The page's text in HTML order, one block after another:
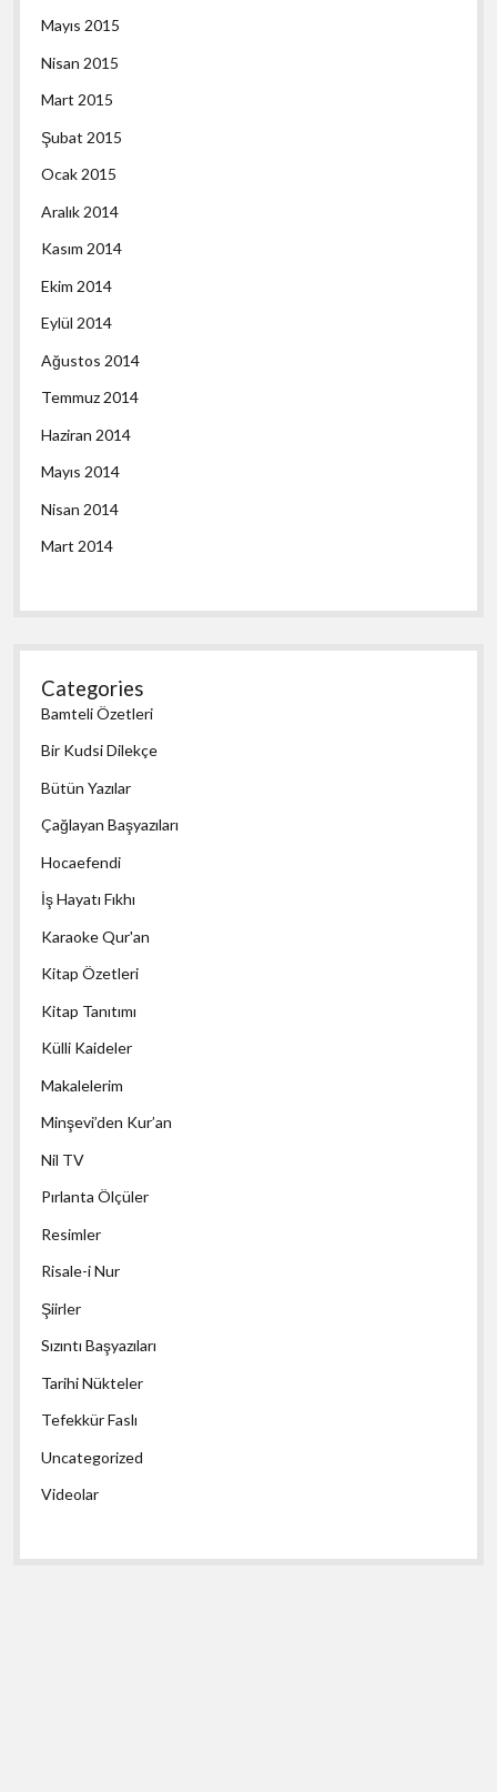
Mayıs 2015
Nisan 2015
Mart 2015
Şubat 2015
Ocak 2015
Aralık 2014
Kasım 2014
Ekim 2014
Eylül 2014
Ağustos 2014
Temmuz 2014
Haziran 2014
Mayıs 2014
Nisan 2014
Mart 2014
Categories
Bamteli Özetleri
Bir Kudsi Dilekçe
Bütün Yazılar
Çağlayan Başyazıları
Hocaefendi
İş Hayatı Fıkhı
Karaoke Qur'an
Kitap Özetleri
Kitap Tanıtımı
Külli Kaideler
Makalelerim
Minşevi’den Kur’an
Nil TV
Pırlanta Ölçüler
Resimler
Risale-i Nur
Şiirler
Sızıntı Başyazıları
Tarihi Nükteler
Tefekkür Faslı
Uncategorized
Videolar